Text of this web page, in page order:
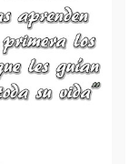
CUENTAS